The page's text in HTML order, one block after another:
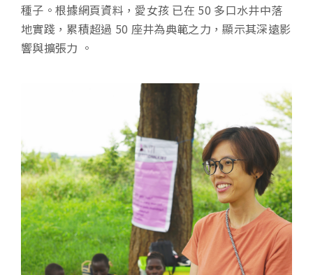
種子。根據網頁資料，愛女孩 已在 50 多口水井中落
地實踐，累積超過 50 座井為典範之力，顯示其深遠影
響與擴張力 。